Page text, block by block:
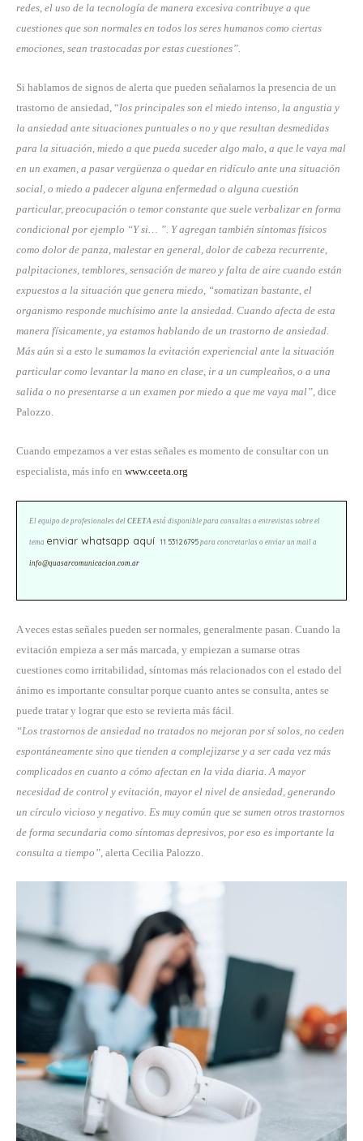
redes, el uso de la tecnología de manera excesiva contribuye a que
cuestiones que son normales en todos los seres humanos como ciertas
emociones, sean trastocadas por estas cuestiones”.
Si hablamos de signos de alerta que pueden señalarnos la presencia de un
trastorno de ansiedad, “los principales son el miedo intenso, la angustia y
la ansiedad ante situaciones puntuales o no y que resultan desmedidas
para la situación, miedo a que pueda suceder algo malo, a que le vaya mal
en un examen, a pasar vergüenza o quedar en ridículo ante una situación
social, o miedo a padecer alguna enfermedad o alguna cuestión
particular, preocupación o temor constante que suele verbalizar en forma
condicional por ejemplo “Y si… ”. Y agregan también síntomas físicos
como dolor de panza, malestar en general, dolor de cabeza recurrente,
palpitaciones, temblores, sensación de mareo y falta de aire cuando están
expuestos a la situación que genera miedo, “somatizan bastante, el
organismo responde muchísimo ante la ansiedad. Cuando afecta de esta
manera físicamente, ya estamos hablando de un trastorno de ansiedad.
Más aún si a esto le sumamos la evitación experiencial ante la situación
particular como levantar la mano en clase, ir a un cumpleaños, o a una
salida o no presentarse a un examen por miedo a que me vaya mal”, dice
Palozzo.
Cuando empezamos a ver estas señales es momento de consultar con un
especialista, más info en www.ceeta.org
El equipo de profesionales del CEETA está disponible para consultas o entrevistas sobre el
tema enviar whatsapp aquí 11 5312 6795 para concretarlas o enviar un mail a
info@quasarcomunicacion.com.ar
A veces estas señales pueden ser normales, generalmente pasan. Cuando la
evitación empieza a ser más marcada, y empiezan a sumarse otras
cuestiones como irritabilidad, síntomas más relacionados con el estado del
ánimo es importante consultar porque cuanto antes se consulta, antes se
puede tratar y lograr que esto se revierta más fácil.
“Los trastornos de ansiedad no tratados no mejoran por sí solos, no ceden
espontáneamente sino que tienden a complejizarse y a ser cada vez más
complicados en cuanto a cómo afectan en la vida diaria. A mayor
necesidad de control y evitación, mayor el nivel de ansiedad, generando
un círculo vicioso y negativo. Es muy común que se sumen otros trastornos
de forma secundaria como síntomas depresivos, por eso es importante la
consulta a tiempo”, alerta Cecilia Palozzo.